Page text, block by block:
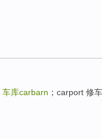
车库carbarn ；carport 修